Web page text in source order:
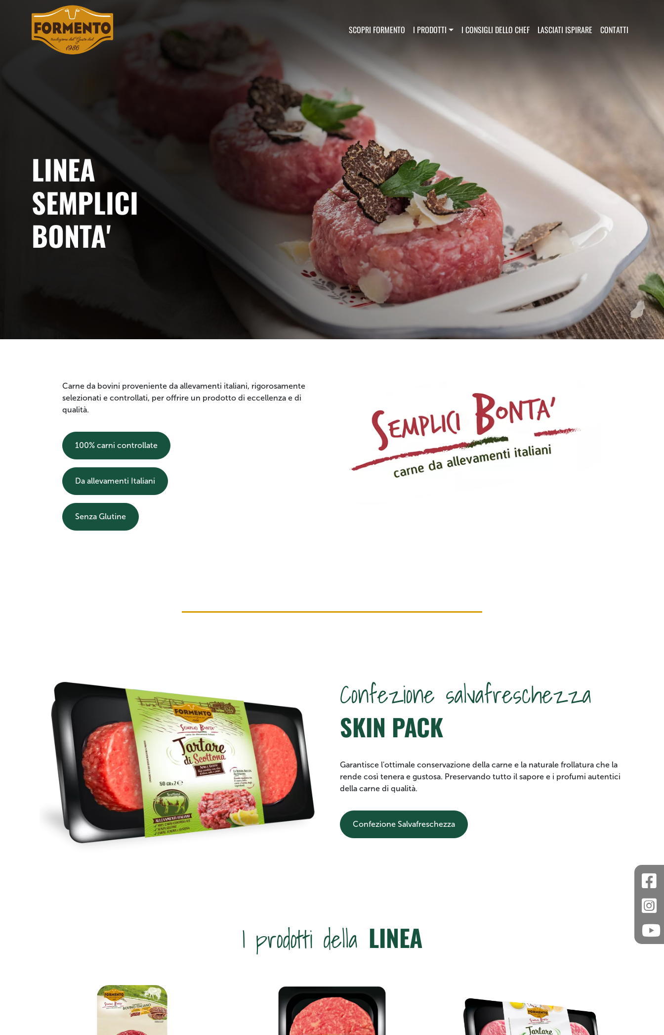
Navigazione principale
SCOPRI FORMENTO I PRODOTTI I CONSIGLI DELLO CHEF LASCIATI ISPIRARE CONTATTI
LINEA
SEMPLICI
BONTA'
Carne da bovini proveniente da allevamenti italiani, rigorosamente
selezionati e controllati, per offrire un prodotto di eccellenza e di
qualità.
100% carni controllate
Da allevamenti Italiani
Senza Glutine
Confezione salvafreschezza
SKIN PACK
Garantisce l'ottimale conservazione della carne e la naturale frollatura che la
rende così tenera e gustosa. Preservando tutto il sapore e i profumi autentici
della carne di qualità.
Confezione Salvafreschezza
I prodotti della LINEA